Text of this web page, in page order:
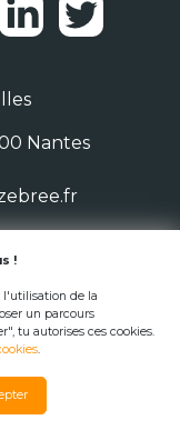
Nantes
!
l'utilisation de la
un parcours
tu autorises ces cookies.
.